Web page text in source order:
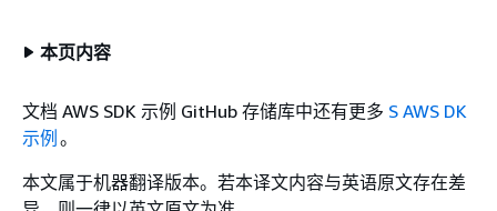
本页内容
文档 AWS SDK 示例 GitHub 存储库中还有更多 S AWS DK
示例 。
本文属于机器翻译版本。若本译文内容与英语原文存在差